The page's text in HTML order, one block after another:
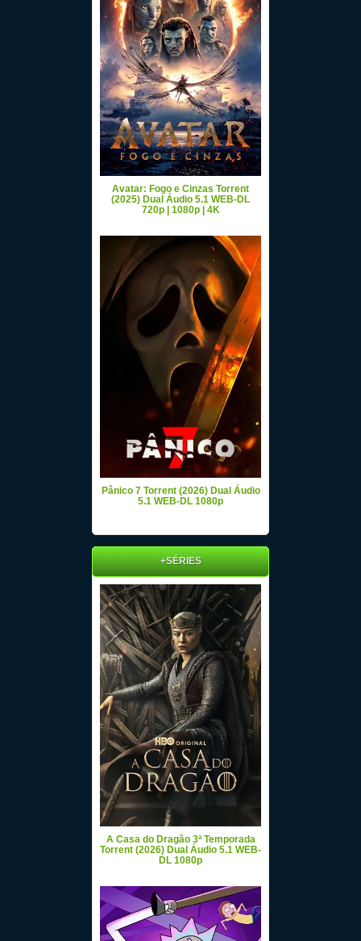
Avatar: Fogo e Cinzas Torrent
(2025) Dual Áudio 5.1 WEB-DL
720p | 1080p | 4K
Pânico 7 Torrent (2026) Dual Áudio
5.1 WEB-DL 1080p
+SÉRIES
A Casa do Dragão 3ª Temporada
Torrent (2026) Dual Áudio 5.1 WEB-
DL 1080p